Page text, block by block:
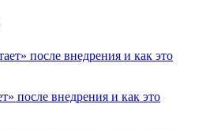
после внедрения и как это